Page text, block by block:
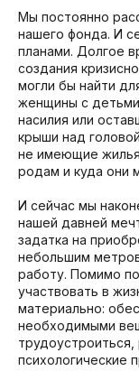
Мы постоянно
нашего фонда. И
планами. Долгое
создания
могли бы найти
женщины с
насилия или
крыши над
не имеющие
родам и куда они
И сейчас мы
нашей давней
задатка на
небольшим
работу. Помимо
участвовать в
материально:
необходимыми
психологические